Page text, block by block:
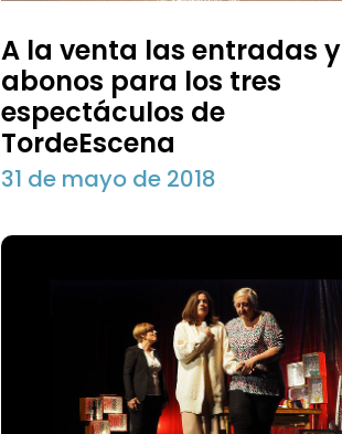
A la venta las entradas y
abonos para los tres
espectáculos de
TordeEscena
31 de mayo de 2018